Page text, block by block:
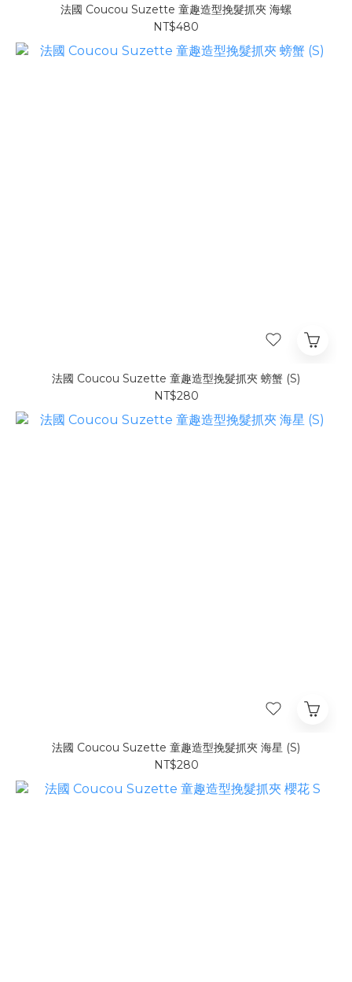
法國 Coucou Suzette 童趣造型挽髮抓夾 海螺
NT$480
法國 Coucou Suzette 童趣造型挽髮抓夾 螃蟹 (S)
NT$280
法國 Coucou Suzette 童趣造型挽髮抓夾 海星 (S)
NT$280